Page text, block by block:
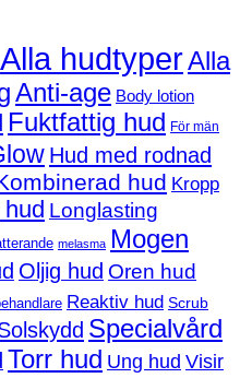
Alla hudtyperAlla
Anti-age Body lotion
Fuktfattig hud För män
Hud med rodnad
hud Kropp
Longlasting
melasma Mogen
Oljig hud Oren hud
Reaktiv hud Scrub
Specialvård
Torr hud Ung hud Visir